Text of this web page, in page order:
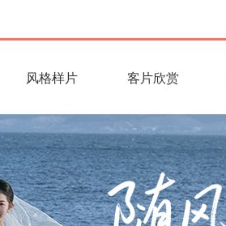
风格样片 客片欣赏